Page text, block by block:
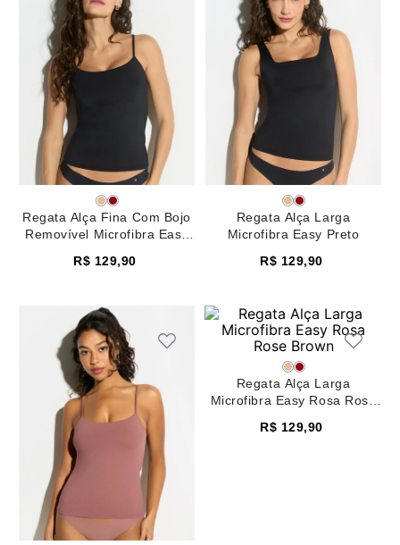
renda
sutiã renda
10
body
Regata Alça Fina Com Bojo
Removível Microfibra Easy
R$ 129,90
Regata Alça Larga
Microfibra Easy Preto
R$ 129,90
Regata Alça Larga
Microfibra Easy Rosa Rose
R$ 129,90